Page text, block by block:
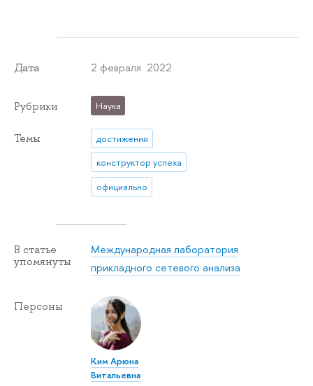
Дата 2 февраля 2022
Рубрики Наука
Темы
достижения
конструктор успеха
официально
В статье
упомянуты
Международная лаборатория
прикладного сетевого анализа
Персоны
Ким Арюна
Витальевна